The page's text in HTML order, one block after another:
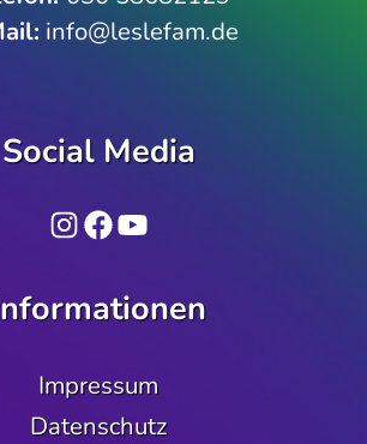
info@leslefam.de
Social Media
Instagram
Facebook
YouTube
Impressum
Datenschutz